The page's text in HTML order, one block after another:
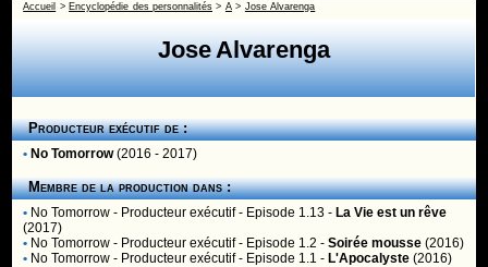
Accueil > Encyclopédie des personnalités > A> Jose Alvarenga
Jose Alvarenga
Producteur exécutif de :
• No Tomorrow(2016 - 2017)
Membre de la production dans :
• No Tomorrow - Producteur exécutif - Episode 1.13 - La Vie est un rêve
(2017)
• No Tomorrow - Producteur exécutif - Episode 1.2 -Soirée mousse (2016)
• No Tomorrow - Producteur exécutif - Episode 1.1 - L'Apocalyste (2016)